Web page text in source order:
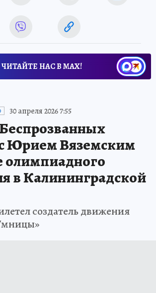
ЧИТАЙТЕ НАС В МАХ!
30 апреля 2026 7:55
Юрием Вяземским
олимпиадного
в Калининградской
создатель движения